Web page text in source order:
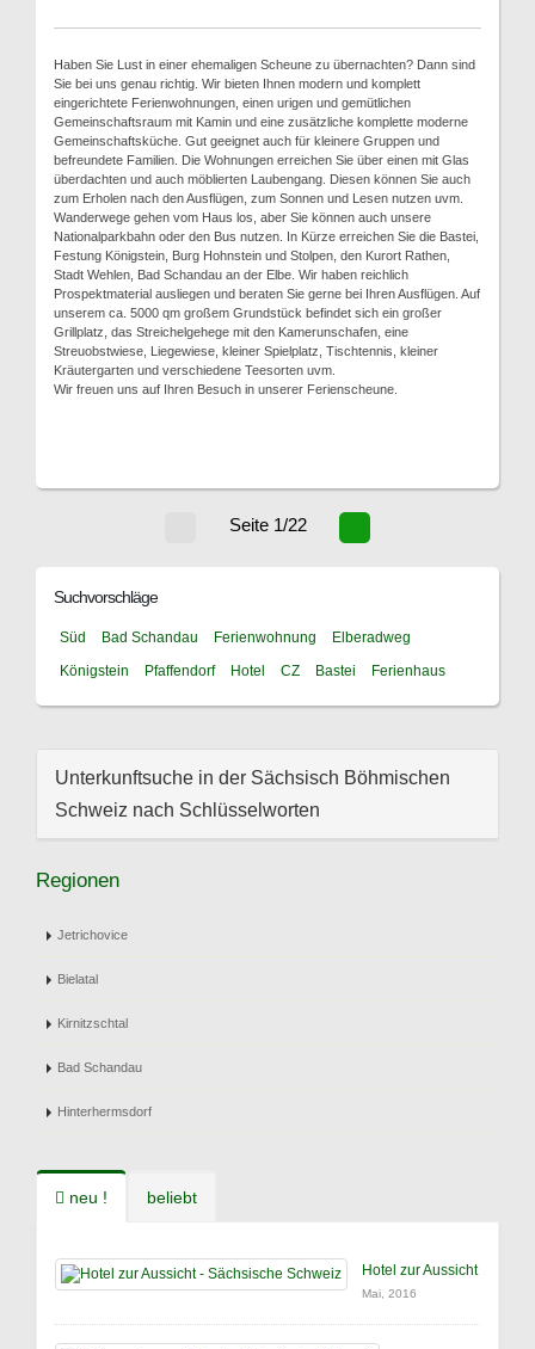
Haben Sie Lust in einer ehemaligen Scheune zu übernachten? Dann sind
Sie bei uns genau richtig. Wir bieten Ihnen modern und komplett
eingerichtete Ferienwohnungen, einen urigen und gemütlichen
Gemeinschaftsraum mit Kamin und eine zusätzliche komplette moderne
Gemeinschaftsküche. Gut geeignet auch für kleinere Gruppen und
befreundete Familien. Die Wohnungen erreichen Sie über einen mit Glas
überdachten und auch möblierten Laubengang. Diesen können Sie auch
zum Erholen nach den Ausflügen, zum Sonnen und Lesen nutzen uvm.
Wanderwege gehen vom Haus los, aber Sie können auch unsere
Nationalparkbahn oder den Bus nutzen. In Kürze erreichen Sie die Bastei,
Festung Königstein, Burg Hohnstein und Stolpen, den Kurort Rathen,
Stadt Wehlen, Bad Schandau an der Elbe. Wir haben reichlich
Prospektmaterial ausliegen und beraten Sie gerne bei Ihren Ausflügen. Auf
unserem ca. 5000 qm großem Grundstück befindet sich ein großer
Grillplatz, das Streichelgehege mit den Kamerunschafen, eine
Streuobstwiese, Liegewiese, kleiner Spielplatz, Tischtennis, kleiner
Kräutergarten und verschiedene Teesorten uvm.
Wir freuen uns auf Ihren Besuch in unserer Ferienscheune.
Seite 1/22
Suchvorschläge
Süd Bad Schandau Ferienwohnung
Elberadweg
Königstein
Pfaffendorf Hotel CZ Bastei Ferienhaus
Unterkunftsuche in der Sächsisch Böhmischen
Schweiz nach Schlüsselworten
Regionen
Jetrichovice
Bielatal
Kirnitzschtal
Bad Schandau
Hinterhermsdorf
neu ! beliebt
Hotel zur Aussicht
Mai, 2016